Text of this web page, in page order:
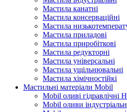
Мастила канатні
Мастила консерваційні
Мастила
Мастила приладові
Мастила приробіткові
Мастила редукторні
Мастила універсальні
Мастила ущільнювальні
Мастила хімічностійкі
Мастильні матеріали Mobil
Mobil оливі
Mobil оливи